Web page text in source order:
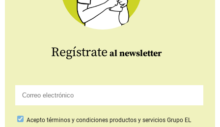
Regístrate al newsletter
Aceptotérminos y condiciones productos y serviciosGrupo EL